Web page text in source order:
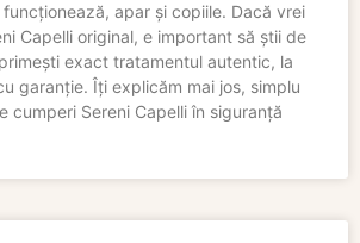
apar și copiile. Dacă vrei
Capelli original, e important să știi de
exact tratamentul autentic, la
garanție. Îți explicăm mai jos, simplu
cumperi Sereni Capelli în siguranță